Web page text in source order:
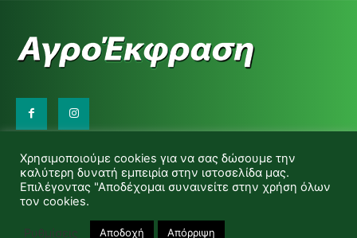
d.makas@yahoo.gr
info@agrofitro.gr
Μακάς Ντίνος
Χρησιμοποιούμε cookies για να σας δώσουμε την
καλύτερη δυνατή εμπειρία στην ιστοσελίδα μας.
Επιλέγοντας "Αποδέχομαι συναινείτε στην χρήση όλων
τον cookies.
Ρυθμίσεις Αποδοχή Απόρριψη